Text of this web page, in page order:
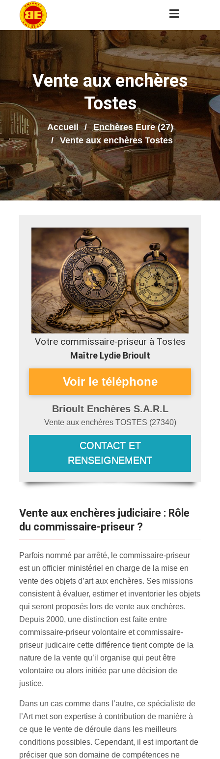
Vente aux enchères
Tostes
Accueil
Enchères Eure (27)
Vente aux enchères Tostes
Votre commissaire-priseur à Tostes
Maître Lydie Brioult
Brioult Enchères S.A.R.L
Vente aux enchères TOSTES (27340)
CONTACT ET
RENSEIGNEMENT
Vente aux enchères judiciaire : Rôle
du commissaire-priseur ?
Parfois nommé par arrêté, le commissaire-priseur
est un officier ministériel en charge de la mise en
vente des objets d’art aux enchères. Ses missions
consistent à évaluer, estimer et inventorier les objets
qui seront proposés lors de vente aux enchères.
Depuis 2000, une distinction est faite entre
commissaire-priseur volontaire et commissaire-
priseur judicaire cette différence tient compte de la
nature de la vente qu’il organise qui peut être
volontaire ou alors initiée par une décision de
justice.
Dans un cas comme dans l’autre, ce spécialiste de
l’Art met son expertise à contribution de manière à
ce que le vente de déroule dans les meilleurs
conditions possibles. Cependant, il est important de
préciser que son domaine de compétences ne